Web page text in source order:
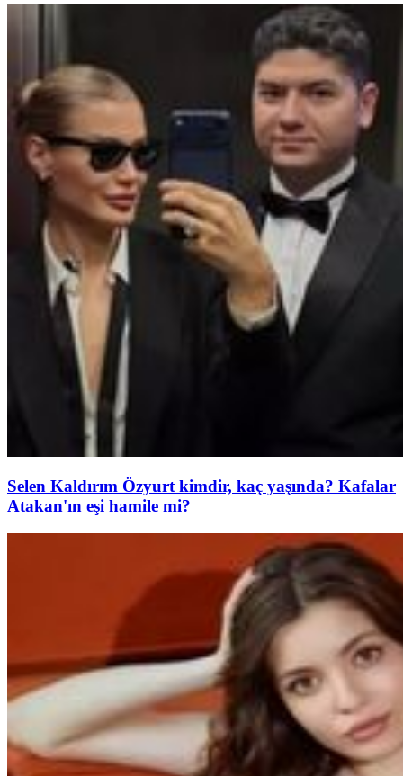
Selen Kaldırım Özyurt kimdir, kaç yaşında? Kafalar
Atakan'ın eşi hamile mi?